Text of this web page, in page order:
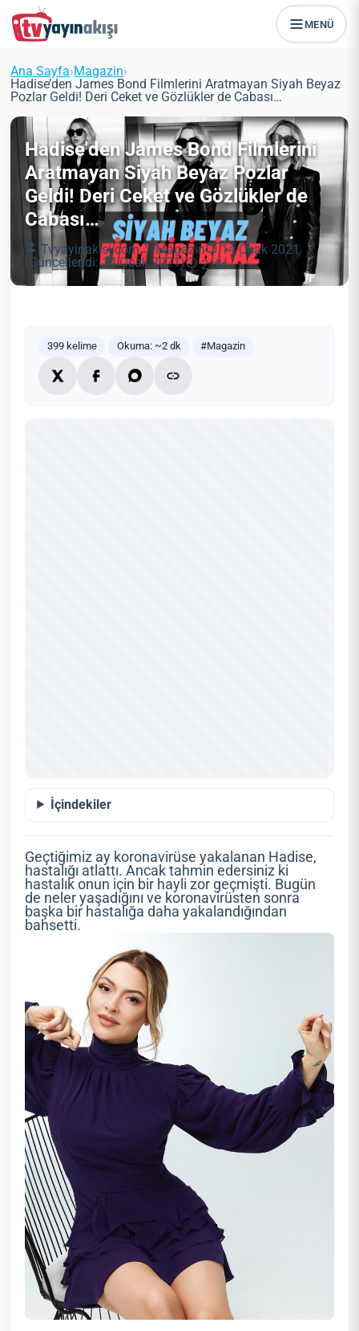
MENÜ
Ana Sayfa›Magazin›
Hadise’den James Bond Filmlerini Aratmayan Siyah Beyaz
Pozlar Geldi! Deri Ceket ve Gözlükler de Cabası…
Hadise’den James Bond Filmlerini
Aratmayan Siyah Beyaz Pozlar
Geldi! Deri Ceket ve Gözlükler de
Cabası…
Tvyayinakisi.com Magazin
14 Ocak 2021
(Güncellendi: 14 Ocak 2021)
2 dk
399 kelime Okuma: ~2 dk #Magazin
İçindekiler
Geçtiğimiz ay koronavirüse yakalanan Hadise,
hastalığı atlattı. Ancak tahmin edersiniz ki
hastalık onun için bir hayli zor geçmişti. Bugün
de neler yaşadığını ve koronavirüsten sonra
başka bir hastalığa daha yakalandığından
bahsetti.